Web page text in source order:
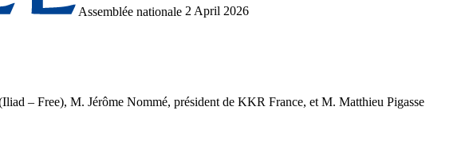
Assemblée nationale 2 April 2026
– Free), M. Jérôme Nommé, président de KKR France, et M. Matthieu Pigasse